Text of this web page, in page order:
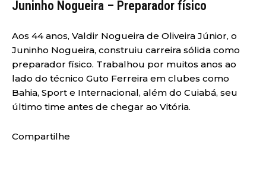
Juninho Nogueira – Preparador físico
Aos 44 anos, Valdir Nogueira de Oliveira Júnior, o
Juninho Nogueira, construiu carreira sólida como
preparador físico. Trabalhou por muitos anos ao
lado do técnico Guto Ferreira em clubes como
Bahia, Sport e Internacional, além do Cuiabá, seu
último time antes de chegar ao Vitória.
Compartilhe